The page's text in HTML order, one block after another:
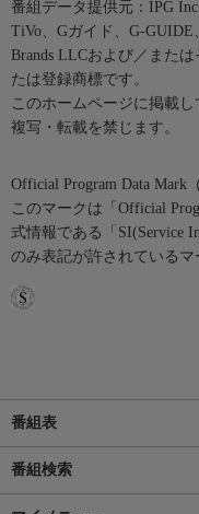
番組データ提供元：IPG
TiVo、Gガイド、G-
Brands LLCおよび／また
たは登録商標です。
このホームページに掲載
複写・転載を禁じます。
Official Program Data Mark
このマークは「Official
式情報である「SI(Service
のみ表記が許されているマ
番組表
番組検索